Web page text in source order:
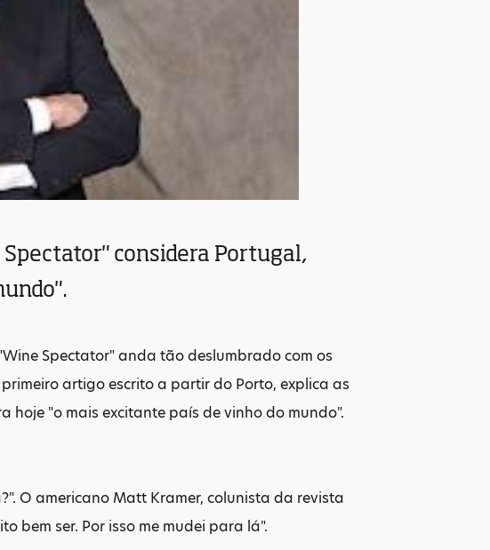
considera Portugal,
Spectator" anda tão deslumbrado com os
artigo escrito a partir do Porto, explica as
hoje "o mais excitante país de vinho do mundo".
O americano Matt Kramer, colunista da revista
bem ser. Por isso me mudei para lá".